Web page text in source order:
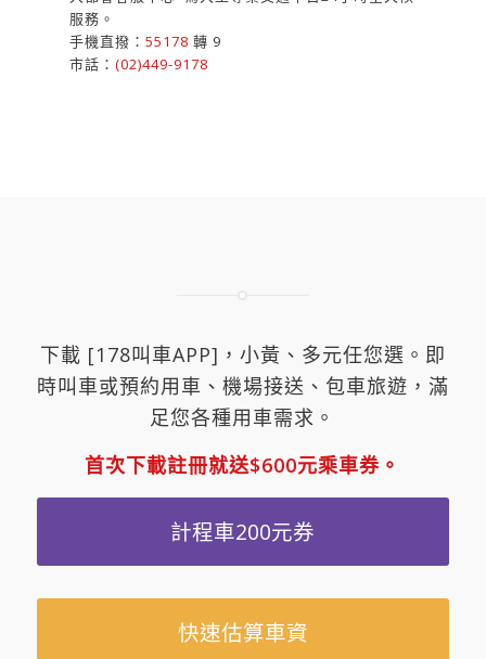
服務。
手機直撥： 55178 轉 9
市話： (02)449-9178
下載 [178叫車APP]，小黃、多元任您選。即
時叫車或預約用車、機場接送、包車旅遊，滿
足您各種用車需求。
首次下載註冊就送$600元乘車券。
計程車200元券
快速估算車資